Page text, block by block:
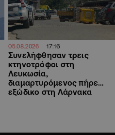
05.08.2026 17:16
Συνελήφθησαν τρεις
κτηνοτρόφοι στη
Λευκωσία,
διαμαρτυρόμενος πήρε…
εξώδικο στη Λάρνακα